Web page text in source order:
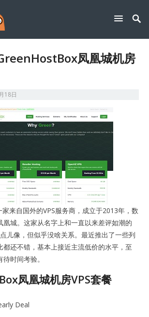
凤凰城机房
18日
来自国外的VPS服务商，成立于2013年，数
凰城。这家从名字上和一直以来差评如潮的
儿像，但似乎没啥关系。最近推出了一些列
都还不错，基本上接近主流低价的水平，至
时间考验。
凤凰城机房VPS套餐
Deal